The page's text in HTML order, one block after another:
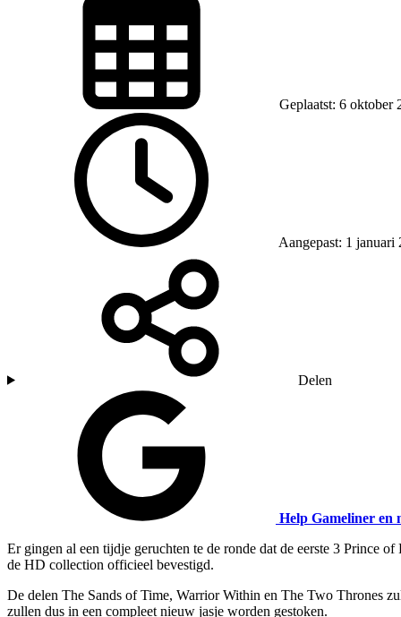
Geplaatst: 6 oktober
Aangepast: 1 januari
Delen
Help Gameliner en
Er gingen al een tijdje geruchten te de ronde dat de eerste 3 Prince
de HD collection officieel bevestigd.
De delen The Sands of Time, Warrior Within en The Two Thrones
zullen dus in een compleet nieuw jasje worden gestoken.